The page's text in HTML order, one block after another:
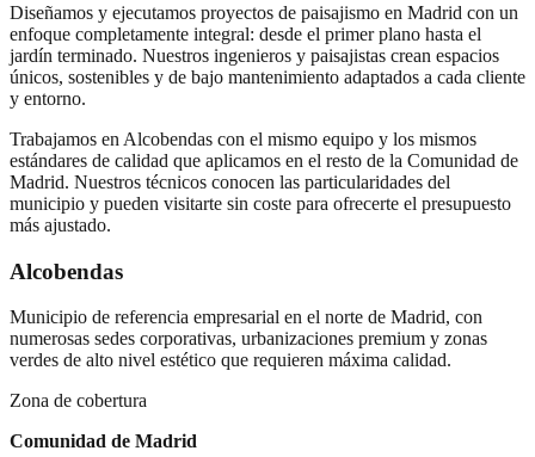
Diseñamos y ejecutamos proyectos de paisajismo en Madrid con un
enfoque completamente integral: desde el primer plano hasta el
jardín terminado. Nuestros ingenieros y paisajistas crean espacios
únicos, sostenibles y de bajo mantenimiento adaptados a cada cliente
y entorno.
Trabajamos en Alcobendas con el mismo equipo y los mismos
estándares de calidad que aplicamos en el resto de la Comunidad de
Madrid. Nuestros técnicos conocen las particularidades del
municipio y pueden visitarte sin coste para ofrecerte el presupuesto
más ajustado.
Alcobendas
Municipio de referencia empresarial en el norte de Madrid, con
numerosas sedes corporativas, urbanizaciones premium y zonas
verdes de alto nivel estético que requieren máxima calidad.
Zona de cobertura
Comunidad de Madrid